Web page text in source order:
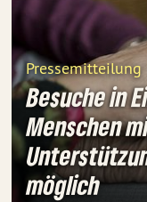
Pressemitteilung
Besuche in
Menschen
möglich